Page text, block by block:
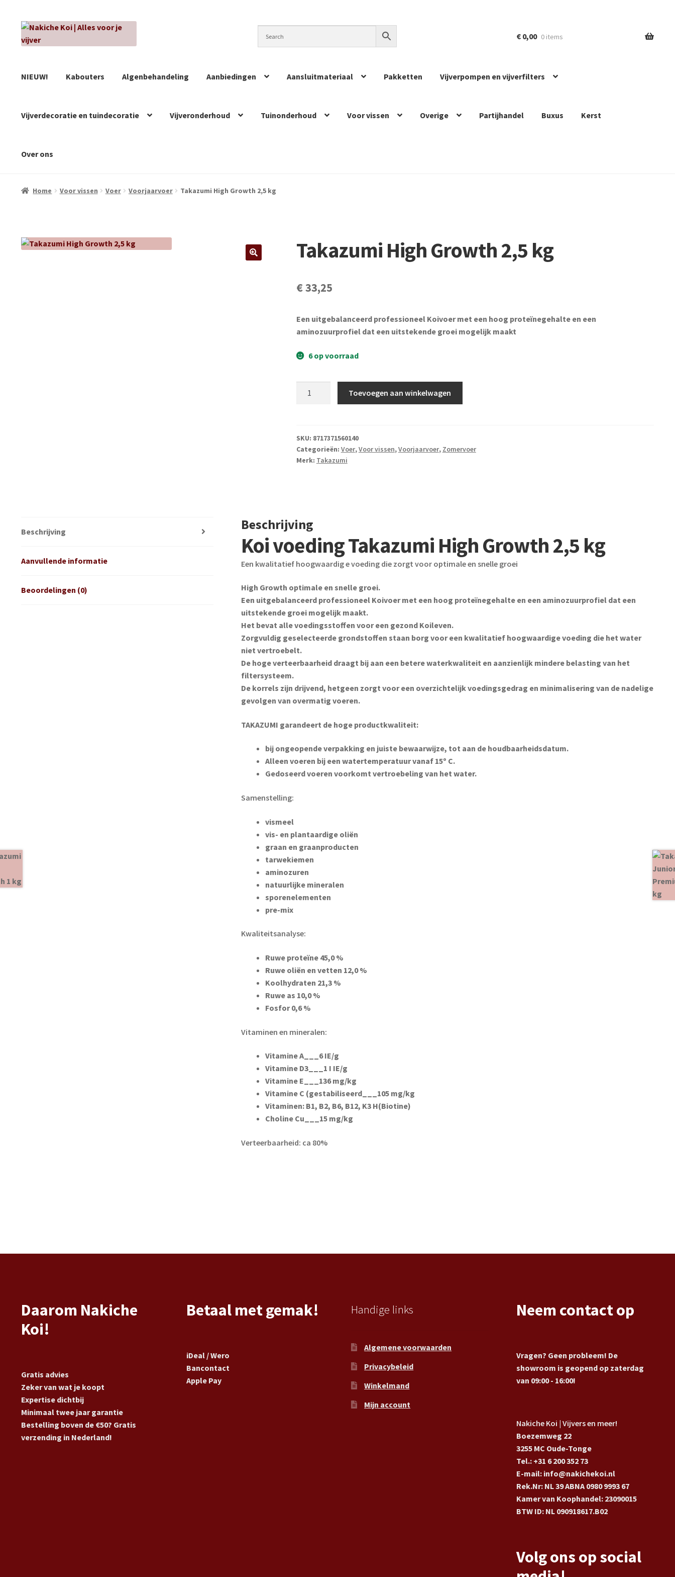
Ga
door
Ga
naar
€ 0,00 0 items
NIEUW! Kabouters Algenbehandeling Aanbiedingen Aansluitmateriaal Pakketten Vijverpompen en vijverfilters
Vijverdecoratie en tuindecoratie Vijveronderhoud Tuinonderhoud Voor vissen Overige Partijhandel Buxus Kerst
Over ons
Home Voor vissen Voer Voorjaarvoer Takazumi High Growth 2,5 kg
Takazumi High Growth 2,5 kg
€33,25
Een uitgebalanceerd professioneel Koivoer met een hoog proteïnegehalte en een
aminozuurprofiel dat een uitstekende groei mogelijk maakt
6 op voorraad
kg
aantal
Toevoegen aan winkelwagen
SKU: 8717371560140
Categorieën: Voer,Voor vissen,Voorjaarvoer, Zomervoer
Merk: Takazumi
Beschrijving
Aanvullende informatie
Beoordelingen (0)
Beschrijving
Koi voeding Takazumi High Growth 2,5 kg
Een kwalitatief hoogwaardig e voeding die zorgt voor optimale en snelle groei
High Growth optimale en snelle groei.
Een uitgebalanceerd professioneel Koivoer met een hoog proteïnegehalte en een aminozuurprofiel dat een
uitstekende groei mogelijk maakt.
Het bevat alle voedingsstoffen voor een gezond Koileven.
Zorgvuldig geselecteerde grondstoffen staan borg voor een kwalitatief hoogwaardige voeding die het water
niet vertroebelt.
De hoge verteerbaarheid draagt bij aan een betere waterkwaliteit en aanzienlijk mindere belasting van het
filtersysteem.
De korrels zijn drijvend, hetgeen zorgt voor een overzichtelijk voedingsgedrag en minimalisering van de nadelige
gevolgen van overmatig voeren.
TAKAZUMI garandeert de hoge productkwaliteit:
bij ongeopende verpakking en juiste bewaarwijze, tot aan de houdbaarheidsdatum.
Alleen voeren bij een watertemperatuur vanaf 15º C.
Gedoseerd voeren voorkomt vertroebeling van het water.
Samenstelling:
vismeel
vis- en plantaardige oliën
graan en graanproducten
tarwekiemen
aminozuren
natuurlijke mineralen
sporenelementen
pre-mix
Kwaliteitsanalyse:
Ruwe proteïne 45,0 %
Ruwe oliën en vetten 12,0 %
Koolhydraten 21,3 %
Ruwe as 10,0 %
Fosfor 0,6 %
Vitaminen en mineralen:
Vitamine A___6 IE/g
Vitamine D3___1 I IE/g
Vitamine E___136 mg/kg
Vitamine C (gestabiliseerd___105 mg/kg
Vitaminen: B1, B2, B6, B12, K3 H(Biotine)
Choline Cu___15 mg/kg
Verteerbaarheid: ca 80%
Daarom Nakiche
Koi!
Gratis advies
Zeker van wat je koopt
Expertise dichtbij
Minimaal twee jaar garantie
Bestelling boven de €50? Gratis
verzending in Nederland!
Betaal met gemak!
iDeal / Wero
Bancontact
Apple Pay
Handige links
Algemene voorwaarden
Privacybeleid
Winkelmand
Mijn account
Neem contact op
Vragen? Geen probleem! De
showroom is geopend op zaterdag
van 09:00 - 16:00!
Nakiche Koi | Vijvers en meer!
Boezemweg 22
3255 MC Oude-Tonge
Tel.: +31 6 200 352 73
E-mail: info@nakichekoi.nl
Rek.Nr: NL 39 ABNA 0980 9993 67
Kamer van Koophandel: 23090015
BTW ID: NL 090918617.B02
Volg ons op social